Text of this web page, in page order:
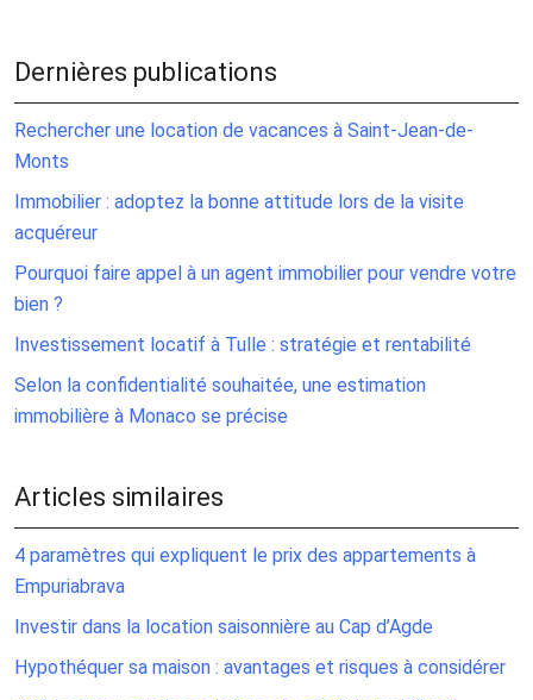
Dernières publications
Rechercher une location de vacances à Saint-Jean-de-
Monts
Immobilier : adoptez la bonne attitude lors de la visite
acquéreur
Pourquoi faire appel à un agent immobilier pour vendre votre
bien ?
Investissement locatif à Tulle : stratégie et rentabilité
Selon la confidentialité souhaitée, une estimation
immobilière à Monaco se précise
Articles similaires
4 paramètres qui expliquent le prix des appartements à
Empuriabrava
Investir dans la location saisonnière au Cap d’Agde
Hypothéquer sa maison : avantages et risques à considérer